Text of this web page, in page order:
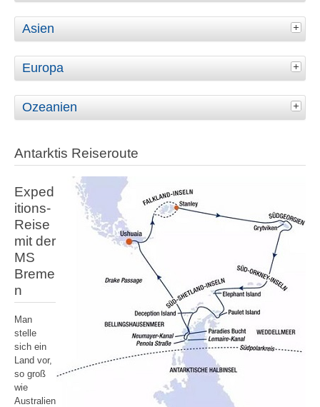
Asien
Europa
Ozeanien
Antarktis Reiseroute
Exped
itions-
Reise
mit der
MS
Breme
n
Man
stelle
sich ein
Land vor,
so groß
wie
Australien